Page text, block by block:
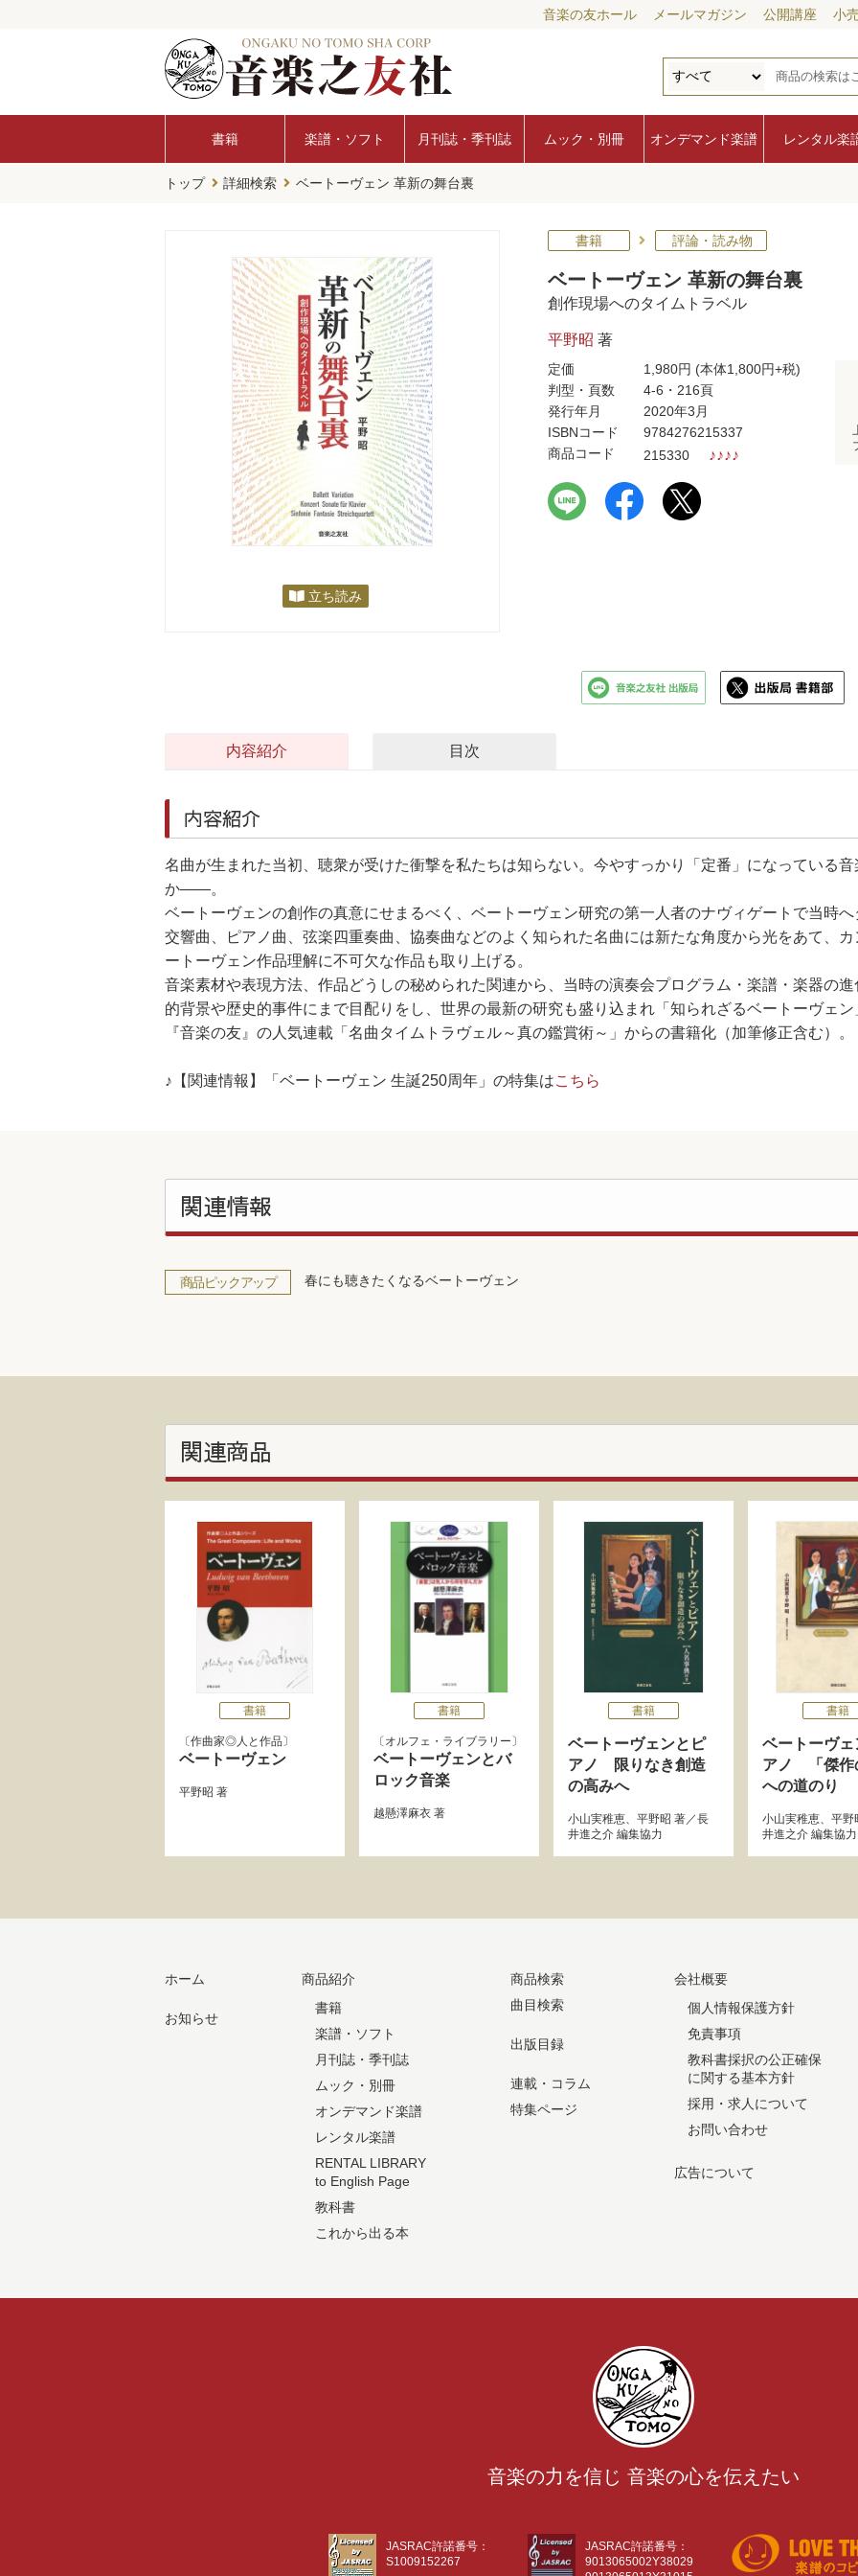
音楽の友ホール メールマガジン 公開講座 小
書籍 楽譜・ソフト 月刊誌・季刊誌 ムック・別冊 オンデマンド楽譜 レンタル楽
トップ 詳細検索 ベートーヴェン 革新の舞台裏
立ち読み
書籍 評論・読み物
ベートーヴェン 革新の舞台裏
創作現場へのタイムトラベル
平野昭 著
定価 1,980円 (本体1,800円+税)
判型・頁数
4-6・216頁
発行年月
2020年3月
ISBNコード
9784276215337
商品コード
215330 ♪♪♪♪
内容紹介 目次
内容紹介
名曲が生まれた当初、聴衆が受けた衝撃を私たちは知らない。今やすっかり「定番」になっている
か――。
ベートーヴェンの創作の真意にせまるべく、ベートーヴェン研究の第一人者のナヴィゲートで当時
交響曲、ピアノ曲、弦楽四重奏曲、協奏曲などのよく知られた名曲には新たな角度から光をあて、
ートーヴェン作品理解に不可欠な作品も取り上げる。
音楽素材や表現方法、作品どうしの秘められた関連から、当時の演奏会プログラム・楽譜・楽器の
的背景や歴史的事件にまで目配りをし、世界の最新の研究も盛り込まれ「知られざるベートーヴェ
『音楽の友』の人気連載「名曲タイムトラヴェル～真の鑑賞術～」からの書籍化（加筆修正含む）。
♪【関連情報】「ベートーヴェン 生誕250周年」の特集はこちら
関連情報
商品ピックアップ 春にも聴きたくなるベートーヴェン
関連商品
書籍
作曲家◎人と作品
ベートーヴェン
平野昭 著
書籍
オルフェ・ライブラリー
ベートーヴェンとバ
ロック音楽
越懸澤麻衣 著
書籍
ベートーヴェンとピ
アノ 限りなき創造
の高みへ
小山実稚恵、 平野昭 著／長
井進之介 編集協力
書籍
ベートーヴェ
アノ 「傑作
への道のり
小山実稚恵、 平野
井進之介 編集協力
ホーム
お知らせ
商品紹介
書籍
楽譜・ソフト
月刊誌・季刊誌
ムック・別冊
オンデマンド楽譜
レンタル楽譜
RENTAL LIBRARY
to English Page
教科書
これから出る本
商品検索
曲目検索
出版目録
連載・コラム
特集ページ
会社概要
個人情報保護方針
免責事項
教科書採択の公正確保
に関する基本方針
採用・求人について
お問い合わせ
広告について
音楽の力を信じ 音楽の心を伝えたい
JASRAC許諾番号：
S1009152267
JASRAC許諾番号：
9013065002Y38029